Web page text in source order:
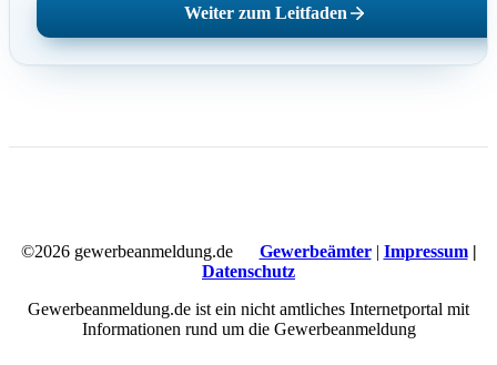
Weiter zum Leitfaden
©2026 gewerbeanmeldung.de Gewerbeämter| Impressum|
Datenschutz
Gewerbeanmeldung.de ist ein nicht amtliches Internetportal mit
Informationen rund um die Gewerbeanmeldung